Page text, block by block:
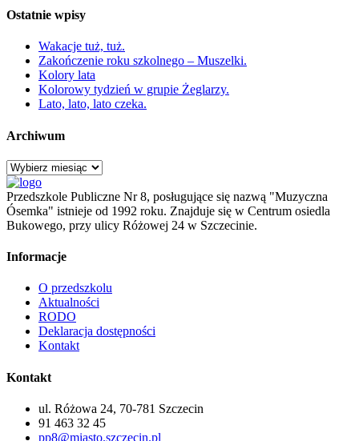
Ostatnie wpisy
Wakacje tuż, tuż.
Zakończenie roku szkolnego – Muszelki.
Kolory lata
Kolorowy tydzień w grupie Żeglarzy.
Lato, lato, lato czeka.
Archiwum
Archiwum
Przedszkole Publiczne Nr 8, posługujące się nazwą "Muzyczna
Ósemka" istnieje od 1992 roku. Znajduje się w Centrum osiedla
Bukowego, przy ulicy Różowej 24 w Szczecinie.
Informacje
O przedszkolu
Aktualności
RODO
Deklaracja dostępności
Kontakt
Kontakt
ul. Różowa 24, 70-781 Szczecin
91 463 32 45
pp8@miasto.szczecin.pl